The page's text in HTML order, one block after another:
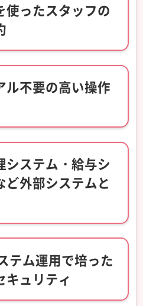
使ったスタッフの
ル不要の高い操作
システム・給与シ
ど外部システムと
テム運用で培った
キュリティ